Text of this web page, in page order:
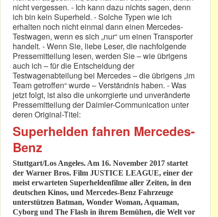
nicht vergessen. - Ich kann dazu nichts sagen, denn
ich bin kein Superheld. - Solche Typen wie ich
erhalten noch nicht einmal dann einen Mercedes-
Testwagen, wenn es sich „nur“ um einen Transporter
handelt. - Wenn Sie, liebe Leser, die nachfolgende
Pressemitteilung lesen, werden Sie – wie übrigens
auch ich – für die Entscheidung der
Testwagenabteilung bei Mercedes – die übrigens „im
Team getroffen“ wurde – Verständnis haben. - Was
jetzt folgt, ist also die unkorrgierte und unveränderte
Pressemitteilung der Daimler-Communication unter
deren Original-Titel:
Superhelden fahren Mercedes-
Benz
Stuttgart/Los Angeles. Am 16. November 2017 startet
der Warner Bros. Film JUSTICE LEAGUE, einer der
meist erwarteten Superheldenfilme aller Zeiten, in den
deutschen Kinos, und Mercedes-Benz Fahrzeuge
unterstützen Batman, Wonder Woman, Aquaman,
Cyborg und The Flash in ihrem Bemühen, die Welt vor